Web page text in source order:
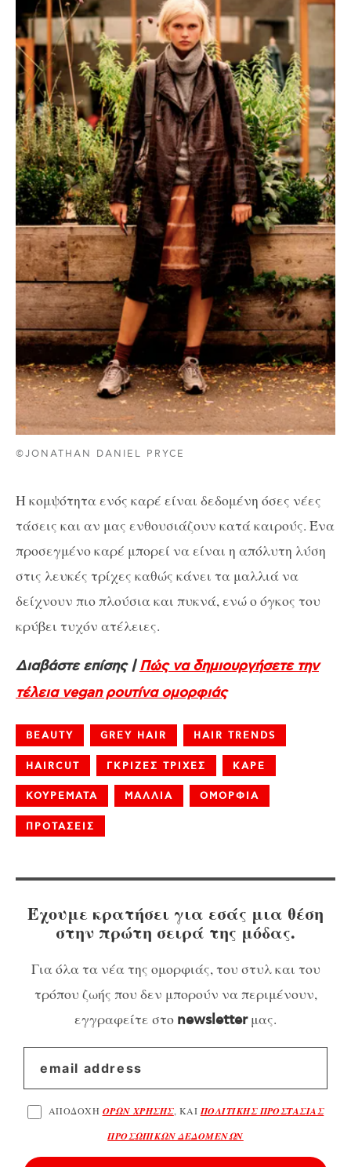
©JONATHAN DANIEL PRYCE
Η κομψότητα ενός καρέ είναι δεδομένη όσες νέες
τάσεις και αν μας ενθουσιάζουν κατά καιρούς. Ένα
προσεγμένο καρέ μπορεί να είναι η απόλυτη λύση
στις λευκές τρίχες καθώς κάνει τα μαλλιά να
δείχνουν πιο πλούσια και πυκνά, ενώ ο όγκος του
κρύβει τυχόν ατέλειες.
Διαβάστε επίσης |Πώς να δημιουργήσετε την
τέλεια vegan ρουτίνα ομορφιάς
BEAUTY GREY HAIR HAIR TRENDS
HAIRCUT ΓΚΡΙΖΕΣ ΤΡΙΧΕΣ ΚΑΡΕ
ΚΟΥΡΕΜΑΤΑ ΜΑΛΛΙΑ ΟΜΟΡΦΙΑ
ΠΡΟΤΑΣΕΙΣ
Έχουμε κρατήσει για εσάς μια θέση
στην πρώτη σειρά της μόδας.
Για όλα τα νέα της ομορφιάς, του στυλ και του
τρόπου ζωής που δεν μπορούν να περιμένουν,
εγγραφείτε στο newsletterμας.
ΑΠΟΔΟΧΗ ΟΡΩΝ ΧΡΗΣΗΣ, ΚΑΙ ΠΟΛΙΤΙΚΗΣ ΠΡΟΣΤΑΣΙΑΣ
ΠΡΟΣΩΠΙΚΩΝ ΔΕΔΟΜΕΝΩΝ